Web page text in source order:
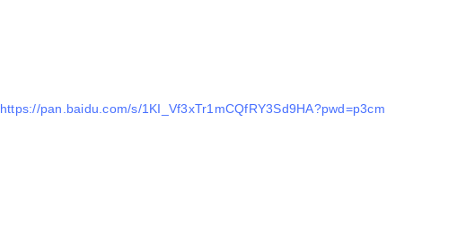
https://pan.baidu.com/s/1KI_Vf3xTr1mCQfRY3Sd9HA?pwd=p3cm